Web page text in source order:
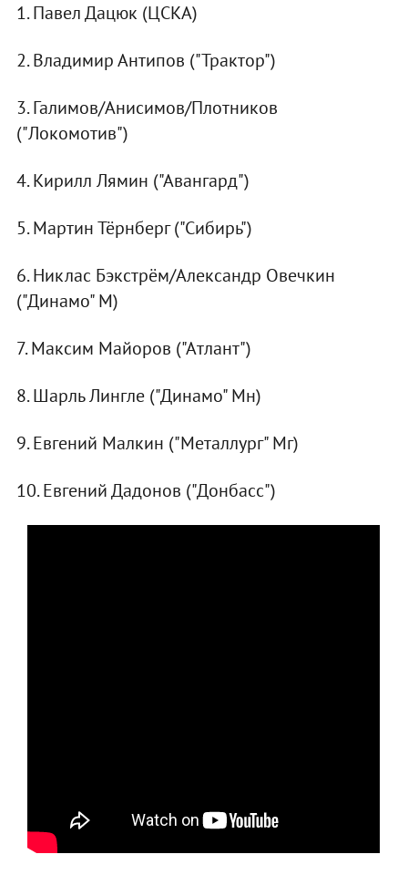
1. Павел Дацюк (ЦСКА)
2. Владимир Антипов ("Трактор")
3. Галимов/Анисимов/Плотников
("Локомотив")
4. Кирилл Лямин ("Авангард")
5. Мартин Тёрнберг ("Сибирь")
6. Никлас Бэкстрём/Александр Овечкин
("Динамо" М)
7. Максим Майоров ("Атлант")
8. Шарль Лингле ("Динамо" Мн)
9. Евгений Малкин ("Металлург" Мг)
10. Евгений Дадонов ("Донбасс")